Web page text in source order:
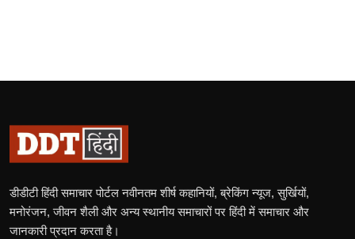
डीडीटी हिंदी समाचार पोर्टल नवीनतम शीर्ष कहानियों, ब्रेकिंग न्यूज, सुर्खियों,
मनोरंजन, जीवन शैली और अन्य स्थानीय समाचारों पर हिंदी में समाचार और
जानकारी प्रदान करता है।